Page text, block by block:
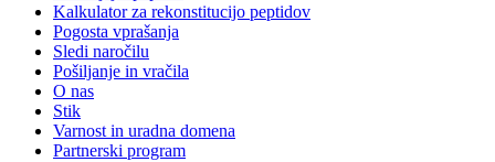
Kalkulator za rekonstitucijo peptidov
Pogosta vprašanja
Sledi naročilu
Pošiljanje in vračila
O nas
Stik
Varnost in uradna domena
Partnerski program